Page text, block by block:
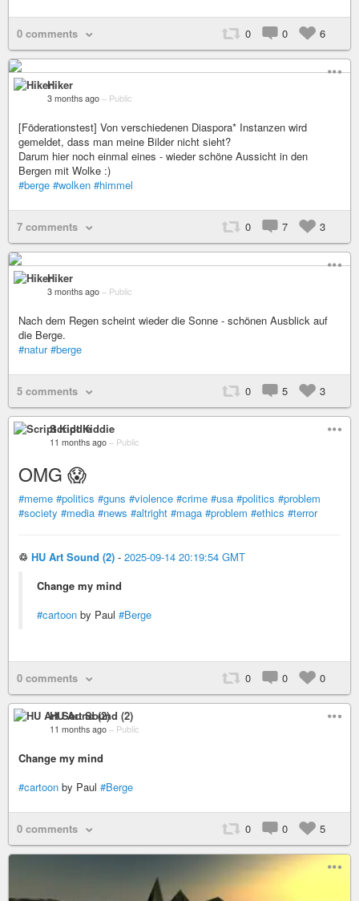
0 comments 0 0 6
Hiker
3 months ago – Public
[Föderationstest] Von verschiedenen Diaspora* Instanzen wird
gemeldet, dass man meine Bilder nicht sieht?
Darum hier noch einmal eines - wieder schöne Aussicht in den
Bergen mit Wolke :)
#berge #wolken #himmel
7 comments 0 7 3
Hiker
3 months ago – Public
Nach dem Regen scheint wieder die Sonne - schönen Ausblick auf
die Berge.
#natur #berge
5 comments 0 5 3
Script Kiddie
11 months ago – Public
OMG 😱
#meme #politics #guns #violence #crime #usa #politics #problem
#society #media #news #altright #maga #problem #ethics #terror
♲ HU Art Sound (2) - 2025-09-14 20:19:54 GMT
Change my mind
#cartoon by Paul #Berge
0 comments 0 0 0
HU Art Sound (2)
11 months ago – Public
Change my mind
#cartoon by Paul #Berge
0 comments 0 0 5